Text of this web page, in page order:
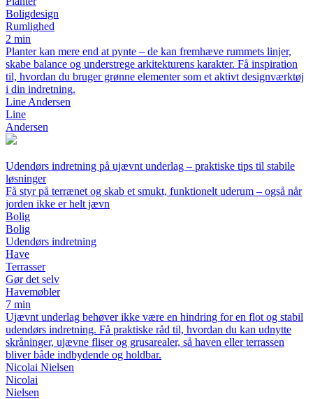
Boligdesign
Rumlighed
2 min
Planter kan mere end at pynte – de kan fremhæve rummets linjer,
skabe balance og understrege arkitekturens karakter. Få inspiration
til, hvordan du bruger grønne elementer som et aktivt designværktøj
i din indretning.
Line Andersen
Line
Andersen
Udendørs indretning på ujævnt underlag – praktiske tips til stabile
løsninger
Få styr på terrænet og skab et smukt, funktionelt uderum – også når
jorden ikke er helt jævn
Bolig
Bolig
Udendørs indretning
Have
Terrasser
Gør det selv
Havemøbler
7 min
Ujævnt underlag behøver ikke være en hindring for en flot og stabil
udendørs indretning. Få praktiske råd til, hvordan du kan udnytte
skråninger, ujævne fliser og grusarealer, så haven eller terrassen
bliver både indbydende og holdbar.
Nicolai Nielsen
Nicolai
Nielsen